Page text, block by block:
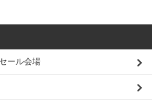
ール会場